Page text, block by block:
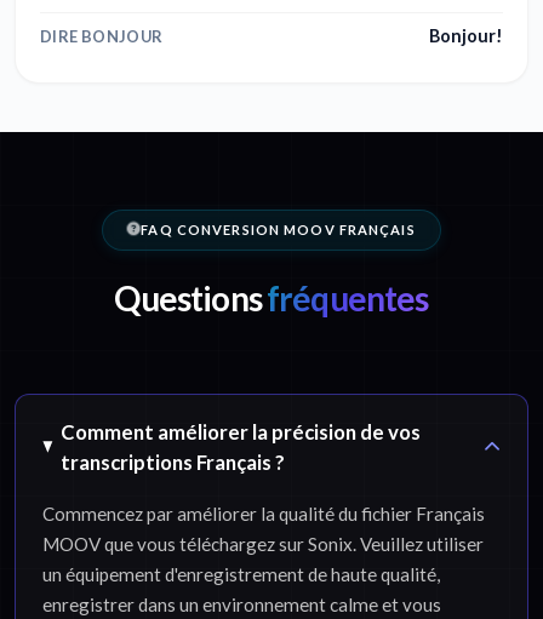
DIRE BONJOUR Bonjour!
FAQ CONVERSION MOOV FRANÇAIS
Questionsfréquentes
Comment améliorer la précision de vos
transcriptions Français ?
Commencez par améliorer la qualité du fichier Français
MOOV que vous téléchargez sur Sonix. Veuillez utiliser
un équipement d'enregistrement de haute qualité,
enregistrer dans un environnement calme et vous